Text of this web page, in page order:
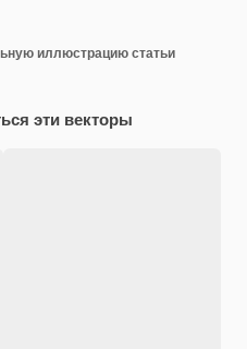
иллюстрацию статьи
эти векторы